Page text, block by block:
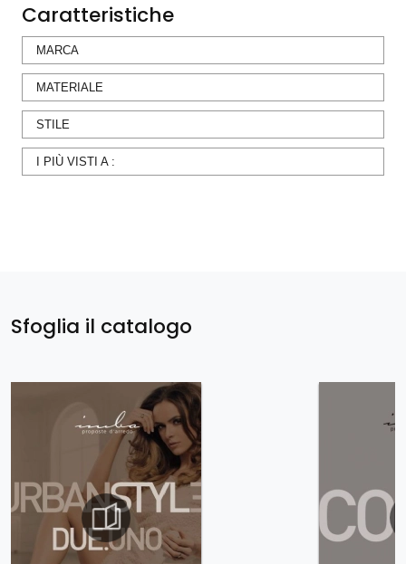
Caratteristiche
MARCA
MATERIALE
STILE
I PIÙ VISTI A :
Sfoglia il catalogo